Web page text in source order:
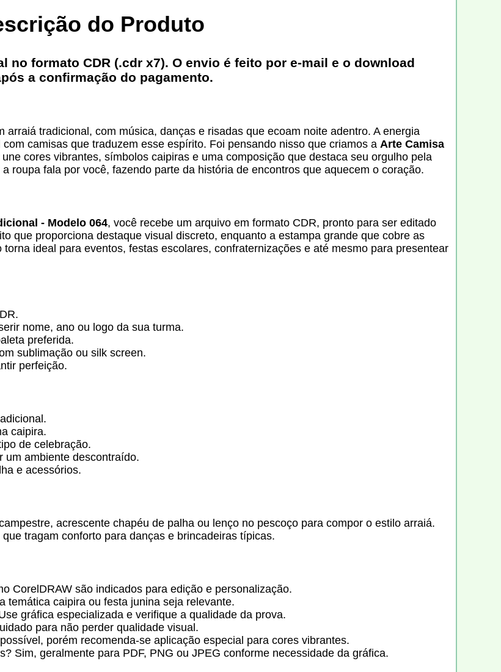
do Produto
no formato CDR (.cdr x7). O envio é feito por e-mail e o download
a confirmação do pagamento.
tradicional, com música, danças e risadas que ecoam noite adentro. A energia
camisas que traduzem esse espírito. Foi pensando nisso que criamos a Arte Camisa
une cores vibrantes, símbolos caipiras e uma composição que destaca seu orgulho pela
roupa fala por você, fazendo parte da história de encontros que aquecem o coração.
- Modelo 064, você recebe um arquivo em formato CDR, pronto para ser editado
que proporciona destaque visual discreto, enquanto a estampa grande que cobre as
ideal para eventos, festas escolares, confraternizações e até mesmo para presentear
nome, ano ou logo da sua turma.
preferida.
sublimação ou silk screen.
perfeição.
caipira.
de celebração.
um ambiente descontraído.
e acessórios.
acrescente chapéu de palha ou lenço no pescoço para compor o estilo arraiá.
tragam conforto para danças e brincadeiras típicas.
CorelDRAW são indicados para edição e personalização.
temática caipira ou festa junina seja relevante.
gráfica especializada e verifique a qualidade da prova.
para não perder qualidade visual.
porém recomenda-se aplicação especial para cores vibrantes.
Sim, geralmente para PDF, PNG ou JPEG conforme necessidade da gráfica.